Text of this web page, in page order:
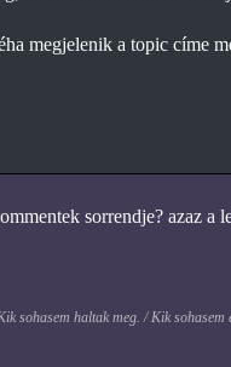
megjelenik a topic címe
sorrendje? azaz a
sohasem haltak meg. / Kik sohasem